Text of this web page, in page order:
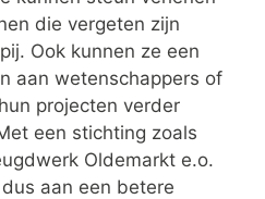
die vergeten zijn
Ook kunnen ze een
aan wetenschappers of
projecten verder
een stichting zoals
Oldemarkt e.o.
aan een betere